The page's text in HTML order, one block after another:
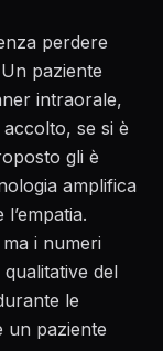
perdere
paziente
intraorale,
se si è
gli è
amplifica
i numeri
del
le
un paziente